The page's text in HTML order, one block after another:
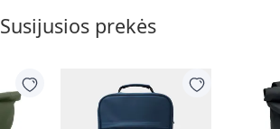
Susijusios prekės